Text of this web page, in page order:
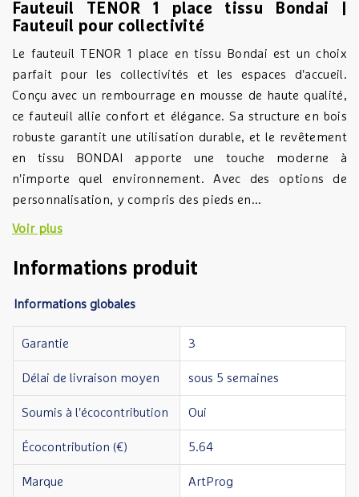
Fauteuil TENOR 1 place tissu Bondai |
Fauteuil pour collectivité
Le fauteuil TENOR 1 place en tissu Bondai est un choix
parfait pour les collectivités et les espaces d'accueil.
Conçu avec un rembourrage en mousse de haute qualité,
ce fauteuil allie confort et élégance. Sa structure en bois
robuste garantit une utilisation durable, et le revêtement
en tissu BONDAI apporte une touche moderne à
n'importe quel environnement. Avec des options de
personnalisation, y compris des pieds en...
Voir plus
Informations produit
Informations globales
Garantie 3
Délai de livraison moyen sous 5 semaines
Soumis à l'écocontribution Oui
Écocontribution (€) 5.64
Marque ArtProg